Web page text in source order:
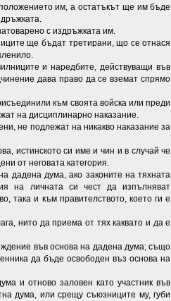
им, а остатъкът ще им бъде
с издръжката им.
ще бъдат третирани, що се отнася
и наредбите, действуващи във
дава право да се вземат спрямо
към своята войска или преди
на дисциплинарно наказание.
не подлежат на никакво наказание за
си име и чин и в случай че
от неговата категория.
дума, ако законите на тяхната
на личната си чест да изпълняват
така и към правителството, което ги е
нито да приема от тях каквато и да е
във основа на дадена дума; също
да бъде освободен въз основа на
отново заловен като участник във
дума, или срещу съюзниците му, губи